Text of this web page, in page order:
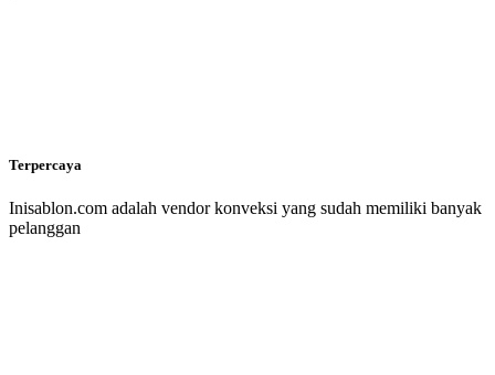
Terpercaya
Inisablon.com adalah vendor konveksi yang sudah memiliki banyak
pelanggan